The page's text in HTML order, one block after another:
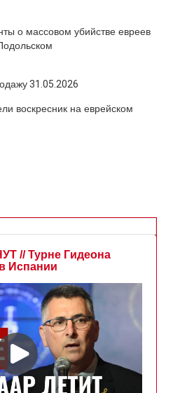
о массовом убийстве евреев
31.05.2026
воскресник на еврейском